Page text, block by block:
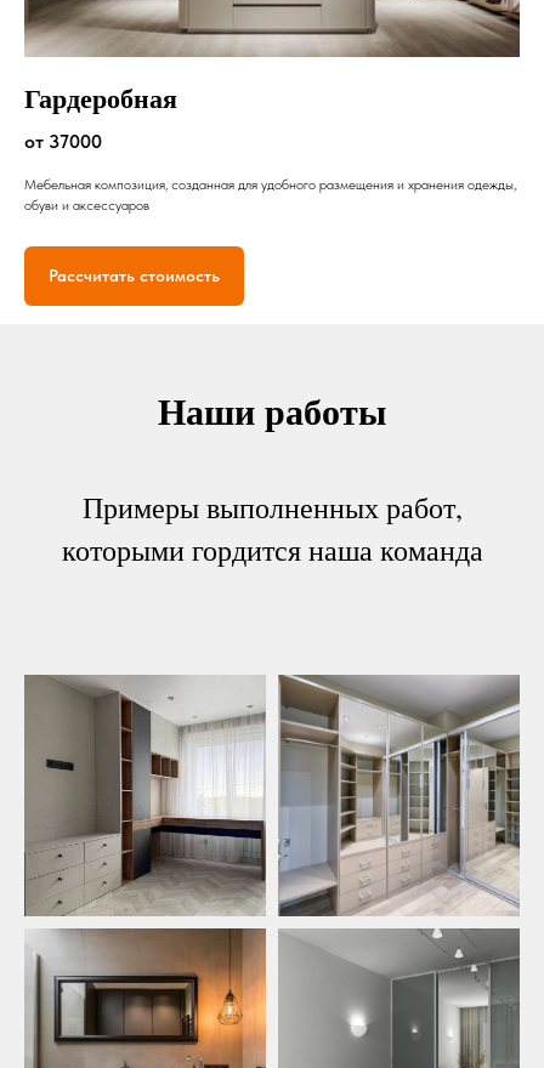
Гардеробная
от 37000
Мебельная композиция, созданная для удобного размещения и хранения одежды,
обуви и аксессуаров
Рассчитать стоимость
Наши работы
Примеры выполненных работ,
которыми гордится наша команда